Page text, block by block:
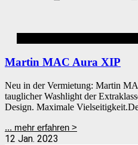
Martin MAC Aura XIP
Neu in der Vermietung: Martin
tauglicher Washlight der
Design. Maximale
... mehr erfahren >
12 Jan. 2023